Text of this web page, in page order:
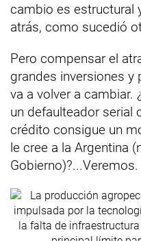
cambio es estructural
atrás, como sucedió
Pero compensar el
grandes inversiones y
va a volver a cambiar.
un defaulteador serial
crédito consigue un
le cree a la Argentina
Gobierno)?...Veremos.